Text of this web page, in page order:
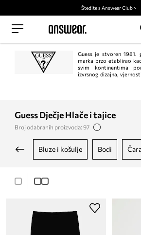
Štedite s Answear Club >
Guess je stvoren 1981.
marka brzo etablirao
svim kontinentima
izvrsnog dizajna,
Guess Dječje Hlače i tajice
Broj odabranih proizvoda: 97
bluze i košulje bodi